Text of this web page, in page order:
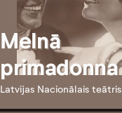
Melnā
primadonna
Latvijas Nacionālais teātris